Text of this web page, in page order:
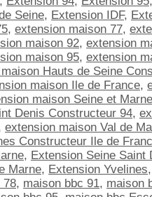
Seine, Extension IDF,
, extension maison 77,
maison 92, extension
maison 95, extension
Hauts de Seine
maison Ile de France,
maison Seine et
Denis Constructeur 94,
extension maison Val de
Constructeur Ile de
, Extension Seine Saint
Marne, Extension Yvelines
78, maison bbc 91, maison